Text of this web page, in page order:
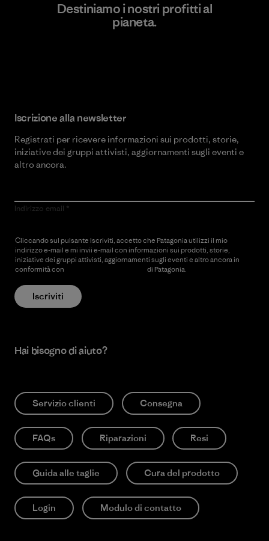
Destiniamo i nostri profitti al
pianeta.
Iscrizione alla newsletter
Registrati per ricevere informazioni sui prodotti, storie,
iniziative dei gruppi attivisti, aggiornamenti sugli eventi e
altro ancora.
Indirizzo email
Cliccando sul pulsante Iscriviti, accetto che Patagonia utilizzi il mio
indirizzo e-mail e mi invii e-mail con informazioni sui prodotti, storie,
iniziative dei gruppi attivisti, aggiornamenti sugli eventi e altro ancora in
conformità con
di Patagonia.
Iscriviti
Hai bisogno di aiuto?
Servizio clienti Consegna
FAQs Riparazioni Resi
Guida alle taglie Cura del prodotto
Login Modulo di contatto